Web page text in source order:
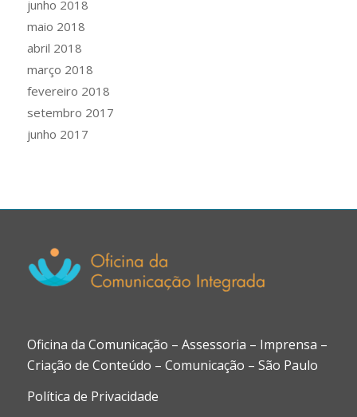
junho 2018
maio 2018
abril 2018
março 2018
fevereiro 2018
setembro 2017
junho 2017
Oficina da Comunicação – Assessoria – Imprensa –
Criação de Conteúdo – Comunicação – São Paulo
Política de Privacidade